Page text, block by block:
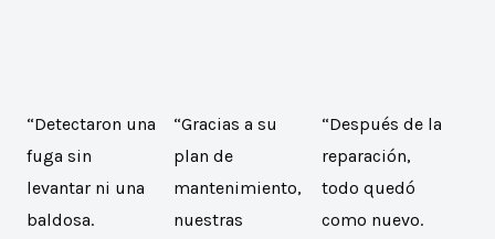
“Detectaron una
fuga sin
levantar ni una
baldosa.
“Gracias a su
plan de
mantenimiento,
nuestras
“Después de la
reparación,
todo quedó
como nuevo.